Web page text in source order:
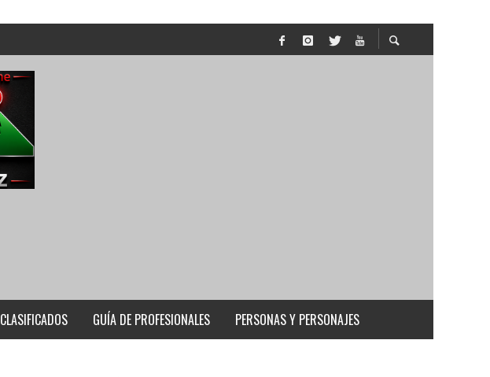
CLASIFICADOS GUÍA DE PROFESIONALES PERSONAS Y PERSONAJES